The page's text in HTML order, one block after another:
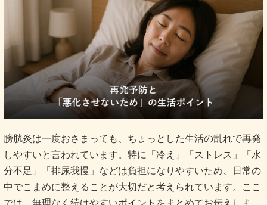
膀胱炎は一度おさまっても、ちょっとした生活の乱れで再発
しやすいと言われています。特に「冷え」「ストレス」「水
分不足」「排尿我慢」などは負担になりやすいため、日常の
中でこまめに整えることが大切だと考えられています。ここ
では、無理なく続けやすいポイントをまとめてお伝えしま